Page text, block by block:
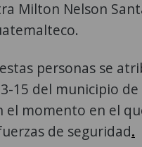
Milton Nelson
personas se
15 del municipio
el momento en el
de seguridad.